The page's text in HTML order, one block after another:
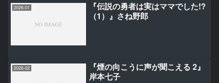
2026-01
『伝説の勇者は実はママでした!?
（1）』さね野郎
2026-02
『煙の向こうに声が聞こえる 2』
岸本七子